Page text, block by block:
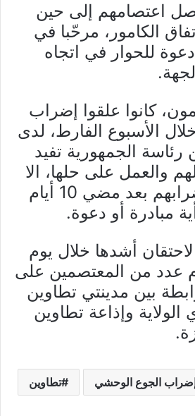
اعتصامهم إلى حين
الكامور، مرحّبا في
للحوار في اتجاه
كانوا علقوا إضراب
الأسبوع الفارط، لدى
رئاسة الجمهورية تفيد
والعمل على حلها، الا
أنهم استأنفوا إضرابهم بعد مضي 10 أيام
مبادرة أو دعوة.
أشدها خلال يوم
عدد من المعتصمين على
بين مدينتي تطاوين
وإذاعة تطاوين
الجوع الوحشي تطاوين